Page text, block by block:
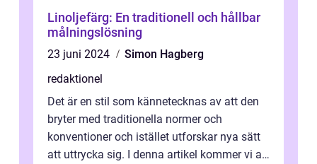
Linoljefärg: En traditionell och hållbar
målningslösning
23 juni 2024
Simon Hagberg
redaktionel
Det är en stil som kännetecknas av att den
bryter med traditionella normer och
konventioner och istället utforskar nya sätt
att uttrycka sig. I denna artikel kommer vi att